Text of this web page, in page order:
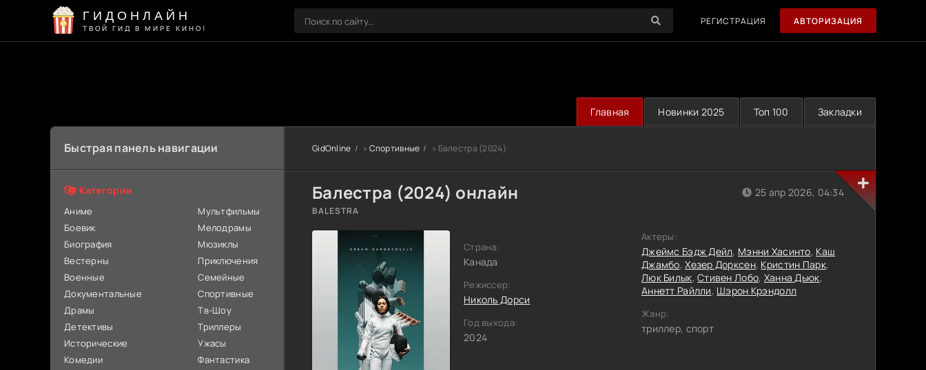
ГИДОНЛАЙН
ТВОЙ ГИД В МИРЕ КИНО!
РЕГИСТРАЦИЯ АВТОРИЗАЦИЯ
Главная Новинки 2025 Топ 100 Закладки
Быстрая панель навигации
Категории
Аниме
Боевик
Биография
Вестерны
Военные
Документальные
Драмы
Детективы
Исторические
Комедии
Мультфильмы
Мелодрамы
Мюзиклы
Приключения
Семейные
Спортивные
Тв-Шоу
Триллеры
Ужасы
Фантастика
GidOnline » Спортивные » Балестра (2024)
Балестра (2024) онлайн
BALESTRA
Страна:
Канада
Режиссер:
Николь Дорси
Год выхода:
2024
25 апр 2026, 04:34
Актеры:
Джеймс Бэдж Дейл, Мэнни Хасинто, Каш
Джамбо,Хезер Дорксен, Кристин Парк,
Люк Билык,Стивен Лобо, Ханна Дьюк,
Аннетт Райлли, Шэрон Крэндолл
Жанр:
триллер, спорт